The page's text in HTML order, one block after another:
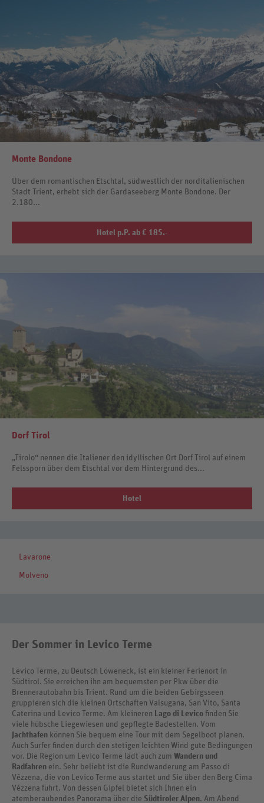
Monte Bondone
Über dem romantischen Etschtal, südwestlich der norditalienischen
Stadt Trient, erhebt sich der Gardaseeberg Monte Bondone. Der
2.180...
Hotel p.P. ab € 185.-
Dorf Tirol
„Tirolo“ nennen die Italiener den idyllischen Ort Dorf Tirol auf einem
Felssporn über dem Etschtal vor dem Hintergrund des...
Hotel
Lavarone
Molveno
Der Sommer in Levico Terme
Levico Terme, zu Deutsch Löweneck, ist ein kleiner Ferienort in
Südtirol. Sie erreichen ihn am bequemsten per Pkw über die
Brennerautobahn bis Trient. Rund um die beiden Gebirgsseen
gruppieren sich die kleinen Ortschaften Valsugana, San Vito, Santa
Caterina und Levico Terme. Am kleineren
Lago di Levico finden Sie
viele hübsche Liegewiesen und gepflegte Badestellen. Vom
Jachthafen können Sie bequem eine Tour mit dem Segelboot planen.
Auch Surfer finden durch den stetigen leichten Wind gute Bedingungen
vor. Die Region um Levico Terme lädt auch zum Wandern und
Radfahren ein. Sehr beliebt ist die Rundwanderung am Passo di
Vézzena, die von Levico Terme aus startet und Sie über den Berg Cima
Vézzena führt. Von dessen Gipfel bietet sich Ihnen ein
atemberaubendes Panorama über die Südtiroler Alpen. Am Abend